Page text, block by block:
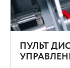
ПУЛЬТ